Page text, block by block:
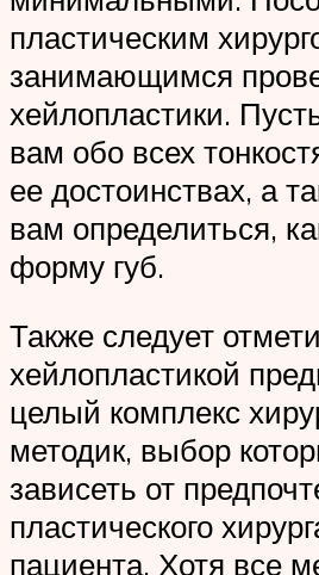
пластическим
занимающимся
хейлопластики.
вам обо всех
ее достоинствах, а
вам определиться,
форму губ.
Также следует
хейлопластикой
целый комплекс
методик, выбор
зависеть от
пластического
пациента. Хотя все